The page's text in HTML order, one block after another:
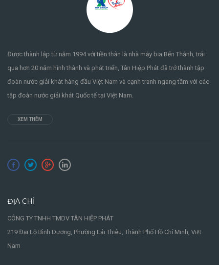
Được thành lập từ năm 1994 với tiền thân là nhà máy bia Bến Thành, trải
qua hơn 20 năm hình thành và phát triển, Tân Hiệp Phát đã trở thành tập
đoàn nước giải khát hàng đầu Việt Nam và cạnh tranh ngang tầm với các
tập đoàn nước giải khát Quốc tế tại Việt Nam.
XEM THÊM
ĐỊA CHỈ
CÔNG TY TNHH TMDV TÂN HIỆP PHÁT
219 Đại Lộ Bình Dương, Phường Lái Thiêu, Thành Phố Hồ Chí Minh, Việt
Nam